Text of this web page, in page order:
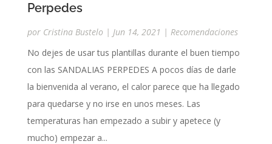
Perpedes
por Cristina Bustelo | Jun 14, 2021 | Recomendaciones
No dejes de usar tus plantillas durante el buen tiempo
con las SANDALIAS PERPEDES A pocos días de darle
la bienvenida al verano, el calor parece que ha llegado
para quedarse y no irse en unos meses. Las
temperaturas han empezado a subir y apetece (y
mucho) empezar a...